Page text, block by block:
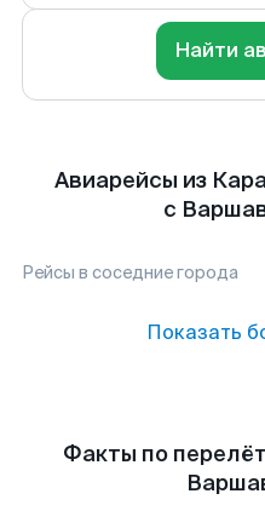
Найти
Авиарейсы из
с
Рейсы в соседние города
Показать
Факты по